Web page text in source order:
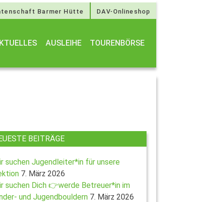
Barmer Hütte DAV-Onlineshop
AUSLEIHE TOURENBÖRSE
BEITRÄGE
suchen Jugendleiter*in für unsere
7. März 2026
suchen Dich 👉werde Betreuer*in im
und Jugendbouldern 7. März 2026